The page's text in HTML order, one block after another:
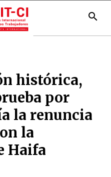
search
histórica,
por
la renuncia
la
Haifa